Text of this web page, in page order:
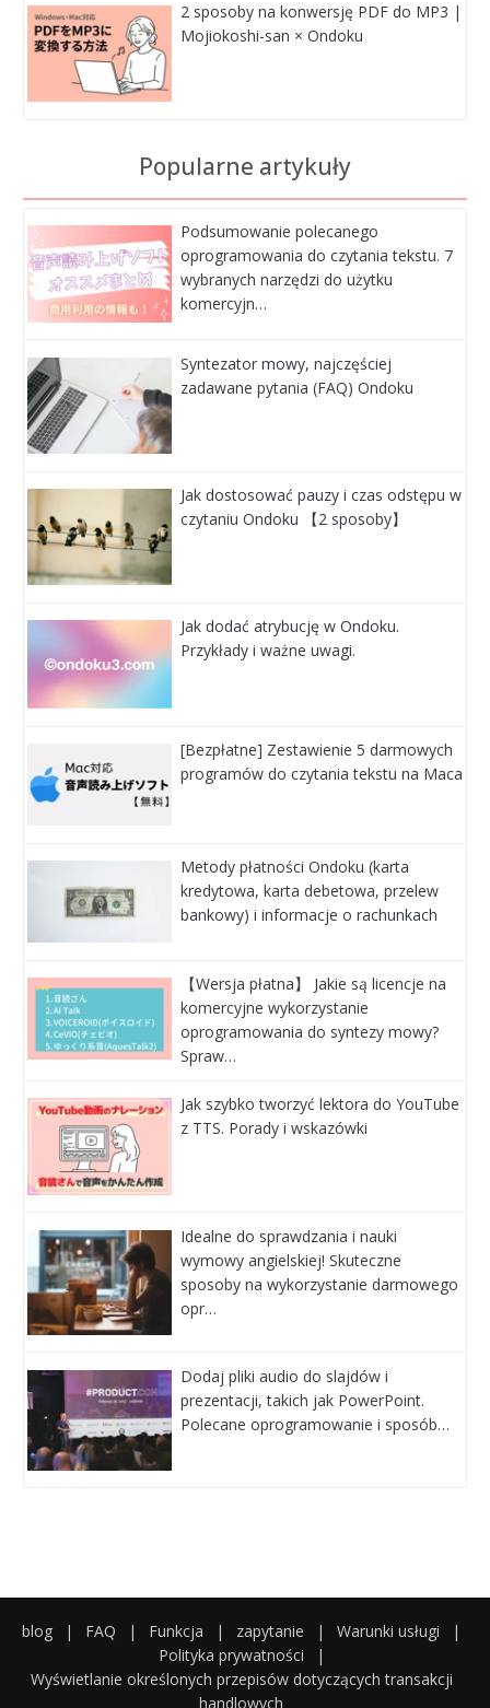
2 sposoby na konwersję PDF do MP3 |
Mojiokoshi-san × Ondoku
Popularne artykuły
Podsumowanie polecanego
oprogramowania do czytania tekstu. 7
wybranych narzędzi do użytku
komercyjn…
Syntezator mowy, najczęściej
zadawane pytania (FAQ) Ondoku
Jak dostosować pauzy i czas odstępu w
czytaniu Ondoku 【2 sposoby】
Jak dodać atrybucję w Ondoku.
Przykłady i ważne uwagi.
[Bezpłatne] Zestawienie 5 darmowych
programów do czytania tekstu na Maca
Metody płatności Ondoku (karta
kredytowa, karta debetowa, przelew
bankowy) i informacje o rachunkach
【Wersja płatna】 Jakie są licencje na
komercyjne wykorzystanie
oprogramowania do syntezy mowy?
Spraw…
Jak szybko tworzyć lektora do YouTube
z TTS. Porady i wskazówki
Idealne do sprawdzania i nauki
wymowy angielskiej! Skuteczne
sposoby na wykorzystanie darmowego
opr…
Dodaj pliki audio do slajdów i
prezentacji, takich jak PowerPoint.
Polecane oprogramowanie i sposób…
blog | FAQ | Funkcja | zapytanie | Warunki usługi
|
Polityka prywatności
|
Wyświetlanie określonych przepisów dotyczących transakcji
handlowych